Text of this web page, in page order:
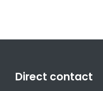
Direct contact